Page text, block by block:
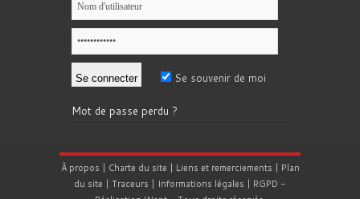
Se souvenir de moi
Mot de passe perdu ?
À propos | Charte du site | Liens et remerciements | Plan
du site | Traceurs | Informations légales | RGPD -